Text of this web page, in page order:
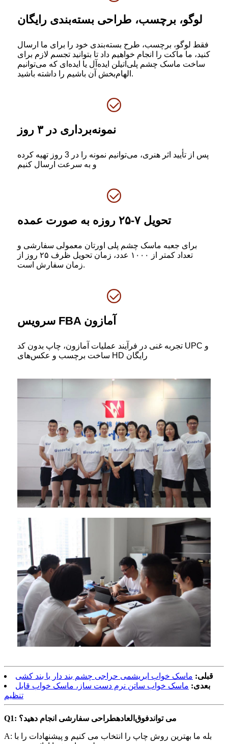
لوگو، برچسب، طراحی بسته‌بندی رایگان
فقط لوگو، برچسب، طرح بسته‌بندی خود را برای ما ارسال
کنید، ما ماکت را انجام خواهیم داد تا بتوانید تجسم لازم برای
ساخت ماسک چشم پلی‌اتیلن ایده‌آل یا ایده‌ای که می‌توانیم
الهام‌بخش آن باشیم را داشته باشید.
نمونه‌برداری در ۳ روز
پس از تأیید اثر هنری، می‌توانیم نمونه را در 3 روز تهیه کرده
و به سرعت ارسال کنیم
تحویل ۷-۲۵ روزه به صورت عمده
برای جعبه ماسک چشم پلی اورتان معمولی سفارشی و
تعداد کمتر از ۱۰۰۰ عدد، زمان تحویل ظرف ۲۵ روز از
زمان سفارش است.
سرویس FBA آمازون
تجربه غنی در فرآیند عملیات آمازون، چاپ بدون کد UPC و
ساخت برچسب و عکس‌های HD رایگان
قبلی: ماسک خواب ابریشمی حراجی چشم بند دار با بند کشی
بعدی: ماسک خواب ساتن نرم دست ساز، ماسک خواب قابل
تنظیم
Q1: می تواندفوق‌العادهطراحی سفارشی انجام دهید؟
A: بله ما بهترین روش چاپ را انتخاب می کنیم و پیشنهادات را با